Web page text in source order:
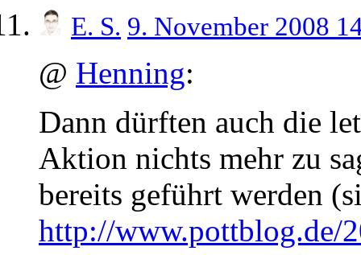
E. S. 9. November 2008
@ Henning:
Dann dürften auch die
Aktion nichts mehr zu
bereits geführt werden
http://www.pottblog.de/